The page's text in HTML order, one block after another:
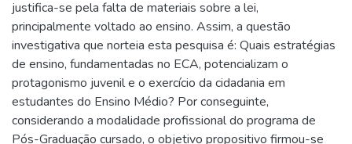
justifica-se pela falta de materiais sobre a lei,
principalmente voltado ao ensino. Assim, a questão
investigativa que norteia esta pesquisa é: Quais estratégias
de ensino, fundamentadas no ECA, potencializam o
protagonismo juvenil e o exercício da cidadania em
estudantes do Ensino Médio? Por conseguinte,
considerando a modalidade profissional do programa de
Pós-Graduação cursado, o objetivo propositivo firmou-se